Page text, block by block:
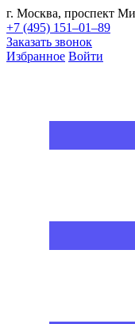
г. Москва, проспект
+7 (495) 151–01–89
Заказать звонок
Избранное Войти